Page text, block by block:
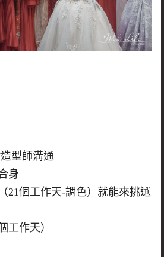
造型師溝通
身
21個工作天-調色）就能來挑選
工作天）